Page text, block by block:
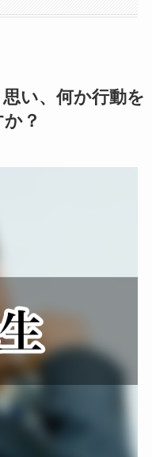
い、何か行動を
？